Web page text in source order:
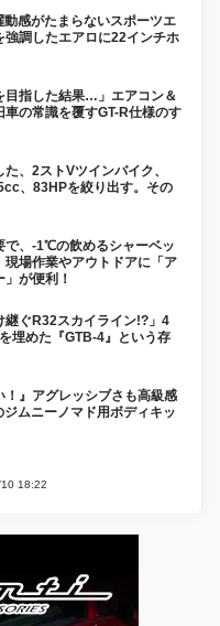
感がたまらないスポーツエ
強調したエアロに22インチホ
目指した結果…」エアコン＆
車の常識を覆すGT-R仕様のす
、2ストVツインバイク、
、83HPを絞り出す。その
で、-1℃の飲めるシャーベッ
現場作業やアウトドアに「ア
が便利！
継ぐR32スカイライン!?」4
埋めた『GTB-4』という存
！』アグレッシブさも高級感
ムニーノマド用ボディキッ
18:22